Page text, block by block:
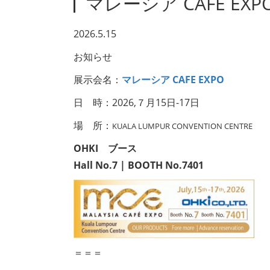
2026.5.15
お知らせ
展示会名： マレーシア CAFE EXPO
日 時：2026,７月15日-17日
場 所： KUALA LUMPUR CONVENTION CENTRE
OHKI ブース
Hall No.7 | BOOTH No.7401
＝＝＝